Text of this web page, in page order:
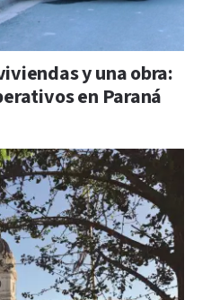
y una obra:
en Paraná